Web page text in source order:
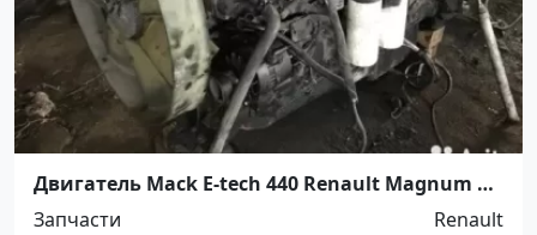
Двигатель Mack E-tech 440 Renault Magnum В
разборе Ст.Холмская
Запчасти Renault